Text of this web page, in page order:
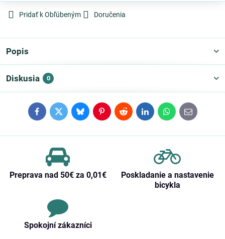
Pridať k Obľúbeným Doručenia
Popis
Diskusia 0
FacebookTwitterBlueskyPinterestRedditLinkedInWhatsApp
E-
mail
Preprava nad 50€ za 0,01€
Poskladanie a nastavenie
bicykla
Spokojní zákazníci